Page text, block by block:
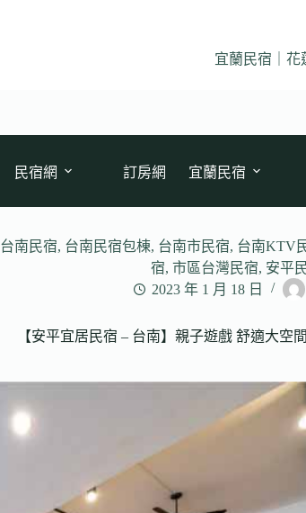
宜蘭民宿｜花
民宿網 訂房網 宜蘭民宿
台南民宿, 台南民宿包棟, 台南市民宿, 台南KTV
宿,市區台灣民宿, 安平
2023 年 1 月 18 日
【安平宜居民宿 – 台南】親子遊戲 舒適大空